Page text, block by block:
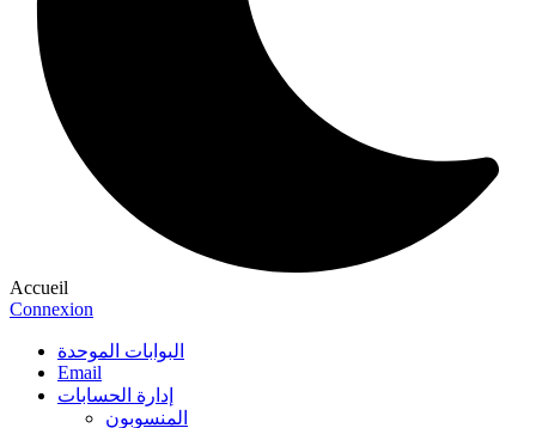
Accueil
Connexion
البوابات الموحدة
Email
إدارة الحسابات
المنسوبون